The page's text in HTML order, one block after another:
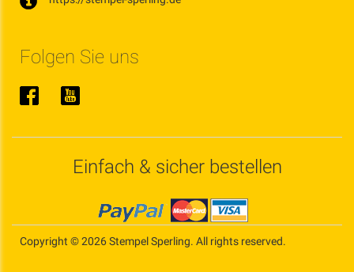
Folgen Sie uns
Einfach & sicher bestellen
Copyright © 2026 Stempel Sperling. All rights reserved.